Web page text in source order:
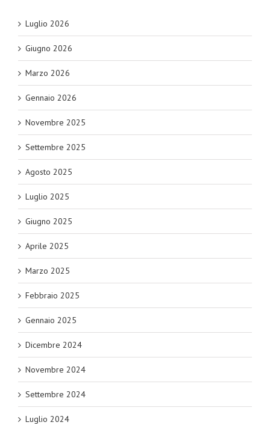
Luglio 2026
Giugno 2026
Marzo 2026
Gennaio 2026
Novembre 2025
Settembre 2025
Agosto 2025
Luglio 2025
Giugno 2025
Aprile 2025
Marzo 2025
Febbraio 2025
Gennaio 2025
Dicembre 2024
Novembre 2024
Settembre 2024
Luglio 2024